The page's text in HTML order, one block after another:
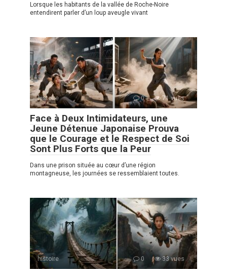
Lorsque les habitants de la vallée de Roche-Noire
entendirent parler d’un loup aveugle vivant
histoire 0 71 vues
Face à Deux Intimidateurs, une
Jeune Détenue Japonaise Prouva
que le Courage et le Respect de Soi
Sont Plus Forts que la Peur
Dans une prison située au cœur d’une région
montagneuse, les journées se ressemblaient toutes.
histoire 0 33 vues